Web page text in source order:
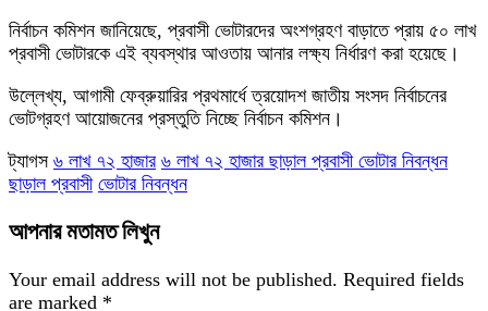
নির্বাচন কমিশন জানিয়েছে, প্রবাসী ভোটারদের অংশগ্রহণ বাড়াতে প্রায় ৫০ লাখ
প্রবাসী ভোটারকে এই ব্যবস্থার আওতায় আনার লক্ষ্য নির্ধারণ করা হয়েছে।
উল্লেখ্য, আগামী ফেব্রুয়ারির প্রথমার্ধে ত্রয়োদশ জাতীয় সংসদ নির্বাচনের
ভোটগ্রহণ আয়োজনের প্রস্তুতি নিচ্ছে নির্বাচন কমিশন।
ট্যাগস ৬ লাখ ৭২ হাজার ৬ লাখ ৭২ হাজার ছাড়াল প্রবাসী ভোটার নিবন্ধন
ছাড়াল প্রবাসী ভোটার নিবন্ধন
আপনার মতামত লিখুন
Your email address will not be published. Required fields
are marked *